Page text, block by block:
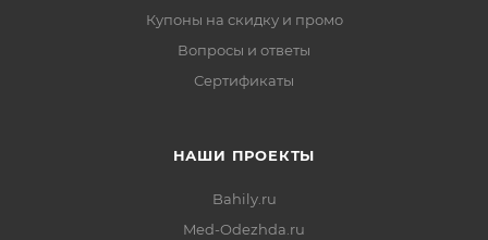
Купоны на скидку и промо
Вопросы и ответы
Сертификаты
НАШИ ПРОЕКТЫ
Bahily.ru
Med-Odezhda.ru